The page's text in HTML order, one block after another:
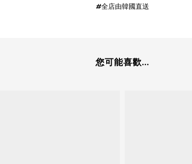
#全店由韓國直送
您可能喜歡...